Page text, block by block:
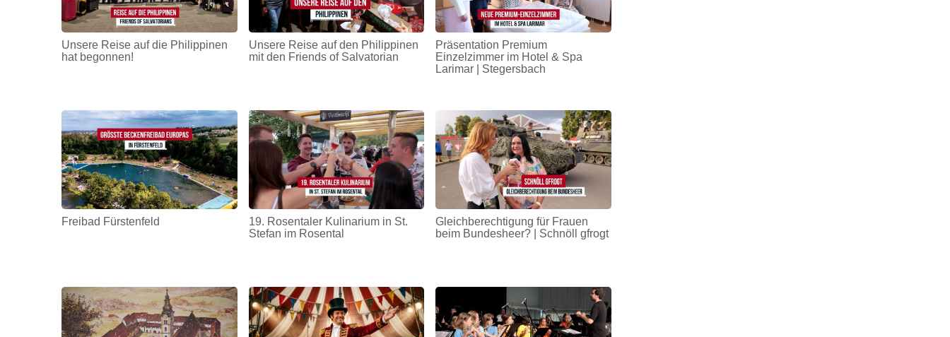
Unsere Reise auf die Philippinen
hat begonnen!
Unsere Reise auf den Philippinen
mit den Friends of Salvatorian
Präsentation Premium
Einzelzimmer im Hotel & Spa
Larimar | Stegersbach
Freibad Fürstenfeld
19. Rosentaler Kulinarium in St.
Stefan im Rosental
Gleichberechtigung für Frauen
beim Bundesheer? | Schnöll gfrogt